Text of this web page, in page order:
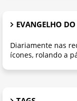
EVANGELHO
Diariamente nas
ícones, rolando a